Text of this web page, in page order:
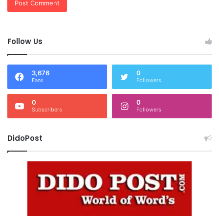
Follow Us
3,676
Fans
0
Followers
0
Subscribers
0
Followers
DidoPost